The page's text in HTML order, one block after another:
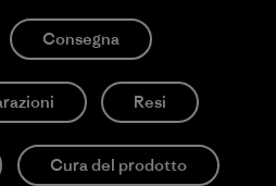
Consegna
Resi
Cura del prodotto